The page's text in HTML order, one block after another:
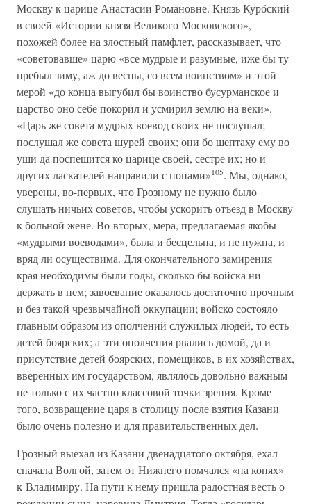
Москву к царице Анастасии Романовне. Князь Курбский
в своей «Истории князя Великого Московского»,
похожей более на злостный памфлет, рассказывает, что
«советовавше» царю «все мудрые и разумные, иже бы ту
пребыл зиму, аж до весны, со всем воинством» и этой
мерой «до конца выгубил бы воинство бусурманское и
царство оно себе покорил и усмирил землю на веки».
«Царь же совета мудрых воевод своих не послушал;
послушал же совета шурей своих; они бо шептаху ему во
уши да поспешится ко царице своей, сестре их; но и
других ласкателей направили с попами»105. Мы, однако,
уверены, во-первых, что Грозному не нужно было
слушать ничьих советов, чтобы ускорить отъезд в Москву
к больной жене. Во-вторых, мера, предлагаемая якобы
«мудрыми воеводами», была и бесцельна, и не нужна, и
вряд ли осуществима. Для окончательного замирения
края необходимы были годы, сколько бы войска ни
держать в нем; завоевание оказалось достаточно прочным
и без такой чрезвычайной оккупации; войско состояло
главным образом из ополчений служилых людей, то есть
детей боярских; а эти ополчения рвались домой, да и
присутствие детей боярских, помещиков, в их хозяйствах,
вверенных им государством, являлось довольно важным
не только с их частно классовой точки зрения. Кроме
того, возвращение царя в столицу после взятия Казани
было очень полезно и для правительственных дел.
Грозный выехал из Казани двенадцатого октября, ехал
сначала Волгой, затем от Нижнего помчался «на конях»
к Владимиру. На пути к нему пришла радостная весть о